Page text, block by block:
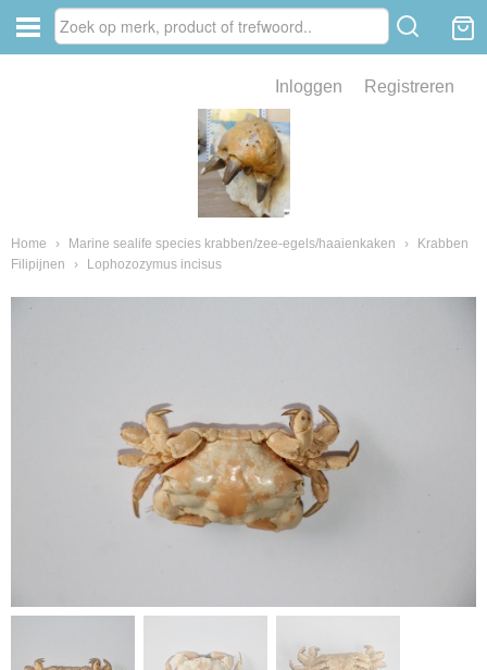
Inloggen Registreren
Home › Marine sealife species krabben/zee-egels/haaienkaken ›
Krabben
Filipijnen
› Lophozozymus incisus
van fossielen en mineralen